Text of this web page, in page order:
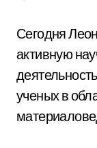
Сегодня
активную
ученых в